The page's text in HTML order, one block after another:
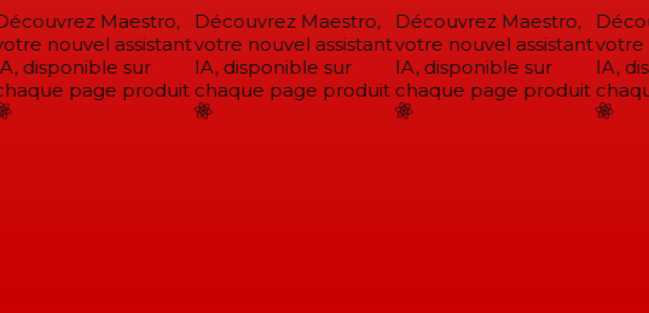
Maestro,
nouvel assistant
disponible sur
page produit
Découvrez Maestro,
votre nouvel assistant
IA, disponible sur
chaque page produit
Découvrez Maestro,
votre nouvel assistant
IA, disponible sur
chaque page produit
votre
IA,